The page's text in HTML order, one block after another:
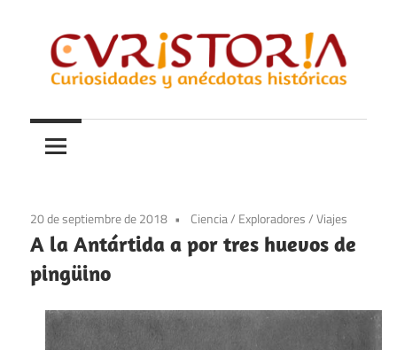
contenido
Curistoria
y
anécdotas
historia
20 de septiembre de 2018 Ciencia/ Exploradores/Viajes
A la Antártida a por tres huevos de
pingüino